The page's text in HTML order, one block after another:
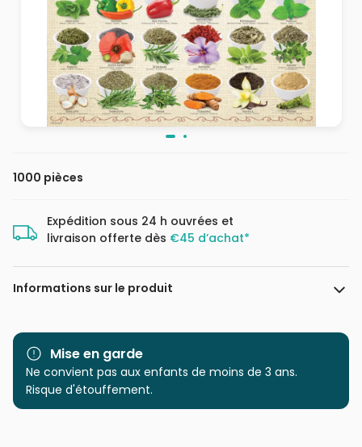
1000 pièces
Expédition sous 24 h ouvrées et
livraison offerte dès €45 d’achat*
Informations sur le produit
Marque Eurographics
Catégorie Puzzles - Déco Culinaire
Age
Puzzle pour Adultes (500 à
Mise en garde
Ne convient pas aux enfants de moins de 3 ans.
Risque d'étouffement.